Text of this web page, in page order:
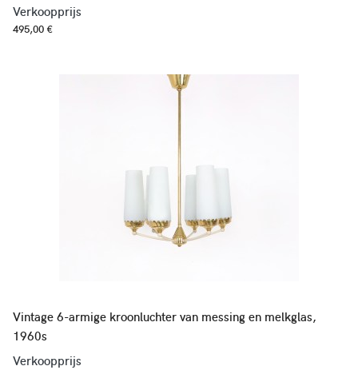
Verkoopprijs
495,00 €
Vintage 6-armige kroonluchter van messing en melkglas,
1960s
Verkoopprijs